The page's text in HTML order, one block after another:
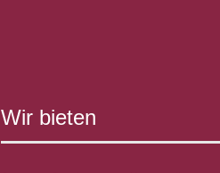
Wir bieten